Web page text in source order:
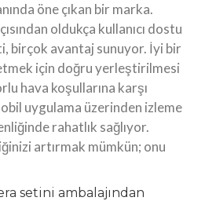
öne çıkan bir marka.
oldukça kullanıcı dostu
birçok avantaj sunuyor. İyi bir
için doğru yerleştirilmesi
hava koşullarına karşı
uygulama üzerinden izleme
rahatlık sağlıyor.
artırmak mümkün; onu
setini ambalajından